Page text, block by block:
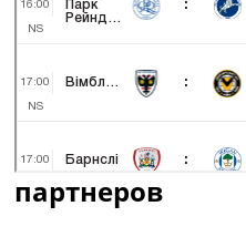
партнеров